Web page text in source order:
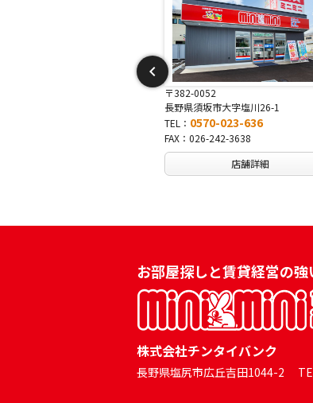
〒382-0052
長野県須坂市大字塩川26-1
TEL： 0570-023-636
FAX：026-242-3638
店舗詳細
お部屋探しと賃貸経営の強
株式会社チンタイバンク
長野県塩尻市広丘吉田1044-2